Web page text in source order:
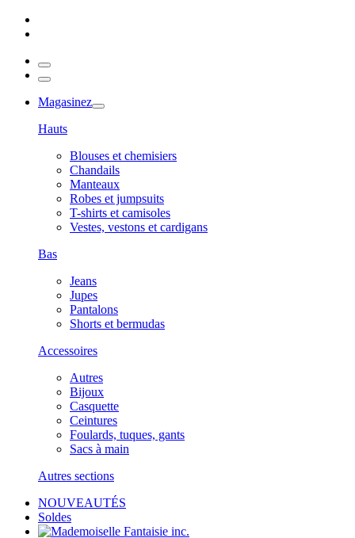
Magasinez
Hauts
Blouses et chemisiers
Chandails
Manteaux
Robes et jumpsuits
T-shirts et camisoles
Vestes, vestons et cardigans
Bas
Jeans
Jupes
Pantalons
Shorts et bermudas
Accessoires
Autres
Bijoux
Casquette
Ceintures
Foulards, tuques, gants
Sacs à main
Autres sections
NOUVEAUTÉS
Soldes